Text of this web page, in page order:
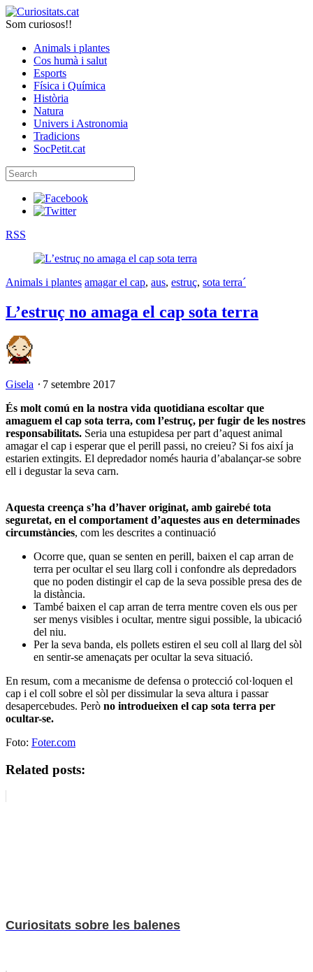
Som curiosos!!
Animals i plantes
Cos humà i salut
Esports
Física i Química
Història
Natura
Univers i Astronomia
Tradicions
SocPetit.cat
RSS
Animals i plantes amagar el cap, aus, estruç, sota terra´
L’estruç no amaga el cap sota terra
Gisela ⋅ 7 setembre 2017
És molt comú en la nostra vida quotidiana escoltar que
amaguem el cap sota terra, com l’estruç, per fugir de les nostres
responsabilitats. Seria una estupidesa per part d’aquest animal
amagar el cap i esperar que el perill passi, no creieu? Si fos així ja
estarien extingits. El depredador només hauria d’abalançar-se sobre
ell i degustar la seva carn.
Aquesta creença s’ha d’haver originat, amb gairebé tota
seguretat, en el comportament d’aquestes aus en determinades
circumstàncies, com les descrites a continuació
Ocorre que, quan se senten en perill, baixen el cap arran de
terra per ocultar el seu llarg coll i confondre als depredadors
que no poden distingir el cap de la seva possible presa des de
la distància.
També baixen el cap arran de terra mentre coven els ous per
ser menys visibles i ocultar, mentre sigui possible, la ubicació
del niu.
Per la seva banda, els pollets estiren el seu coll al llarg del sòl
en sentir-se amenaçats per ocultar la seva situació.
En resum, com a mecanisme de defensa o protecció col·loquen el
cap i el coll sobre el sòl per dissimular la seva altura i passar
desapercebudes. Però no introdueixen el cap sota terra per
ocultar-se.
Foto: Foter.com
Related posts:
Curiositats sobre les balenes